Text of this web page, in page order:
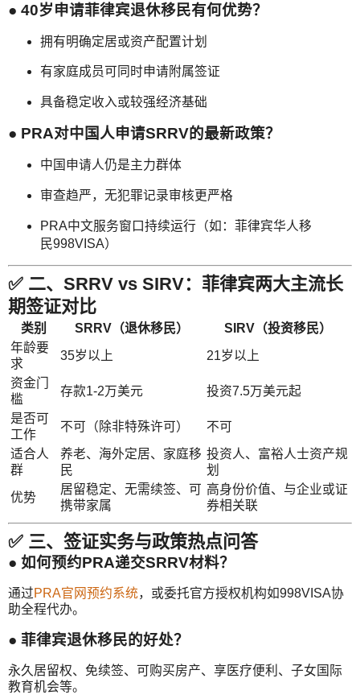
● 40岁申请菲律宾退休移民有何优势？
拥有明确定居或资产配置计划
有家庭成员可同时申请附属签证
具备稳定收入或较强经济基础
● PRA对中国人申请SRRV的最新政策？
中国申请人仍是主力群体
审查趋严，无犯罪记录审核更严格
PRA中文服务窗口持续运行（如：菲律宾华人移
民998VISA）
✅ 二、SRRV vs SIRV：菲律宾两大主流长
期签证对比
类别 SRRV（退休移民）
SIRV（投资移民）
年龄要
求
35岁以上
21岁以上
资金门
槛
存款1-2万美元
投资7.5万美元起
是否可
工作
不可（除非特殊许可）
不可
适合人
群
养老、海外定居、家庭移
民
投资人、富裕人士资产规
划
优势
居留稳定、无需续签、可
携带家属
高身份价值、与企业或证
券相关联
✅ 三、签证实务与政策热点问答
● 如何预约PRA递交SRRV材料？
通过PRA官网预约系统，或委托官方授权机构如998VISA协
助全程代办。
● 菲律宾退休移民的好处？
永久居留权、免续签、可购买房产、享医疗便利、子女国际
教育机会等。